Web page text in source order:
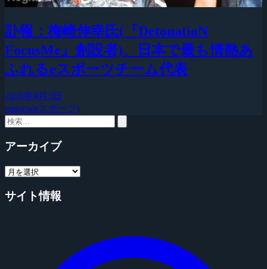
訃報：梅崎伸幸氏(『DetonatioN
FocusMe』創設者)、日本で最も情熱あ
ふれるeスポーツチーム代表
2026年8月3日
esports(eスポーツ)
アーカイブ
サイト情報